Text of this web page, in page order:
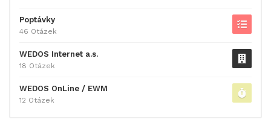
Poptávky
46 Otázek
WEDOS Internet a.s.
18 Otázek
WEDOS OnLine / EWM
12 Otázek